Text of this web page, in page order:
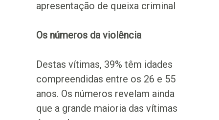
apresentação de queixa criminal
Os números da violência
Destas vítimas, 39% têm idades
compreendidas entre os 26 e 55
anos. Os números revelam ainda
que a grande maioria das vítimas